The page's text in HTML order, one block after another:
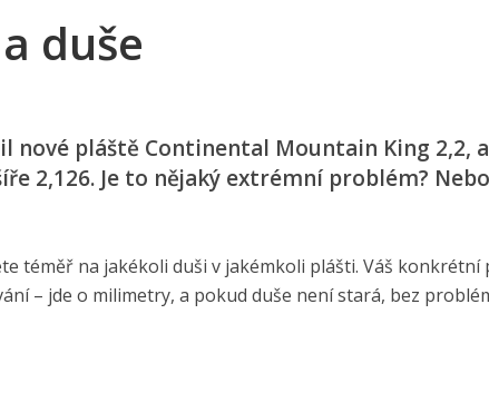
duše
nové pláště Continental Mountain King 2,2,
2,126. Je to nějaký extrémní problém?
téměř na jakékoli duši v jakémkoli plášti. Váš konkrétní
– jde o milimetry, a pokud duše není stará, bez